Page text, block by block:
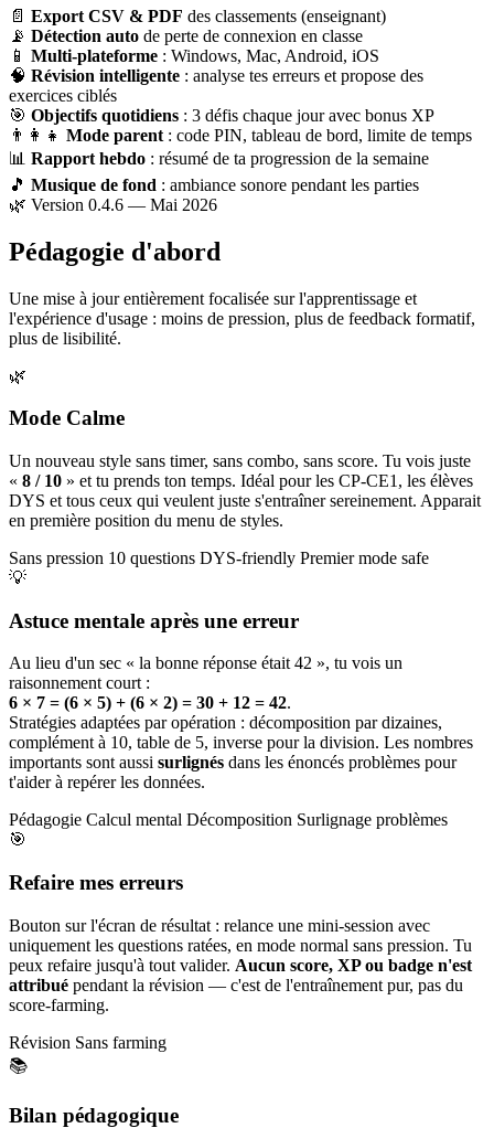
📄 Export CSV & PDF des classements (enseignant)
📡 Détection auto de perte de connexion en classe
📱 Multi-plateforme : Windows, Mac, Android, iOS
🧠 Révision intelligente : analyse tes erreurs et propose des
exercices ciblés
🎯 Objectifs quotidiens : 3 défis chaque jour avec bonus XP
👨‍👩‍👧 Mode parent : code PIN, tableau de bord, limite de temps
📊 Rapport hebdo : résumé de ta progression de la semaine
🎵 Musique de fond : ambiance sonore pendant les parties
🌿 Version 0.4.6 — Mai 2026
Pédagogie d'abord
Une mise à jour entièrement focalisée sur l'apprentissage et
l'expérience d'usage : moins de pression, plus de feedback formatif,
plus de lisibilité.
🌿
Mode Calme
Un nouveau style sans timer, sans combo, sans score. Tu vois juste
« 8 / 10 » et tu prends ton temps. Idéal pour les CP-CE1, les élèves
DYS et tous ceux qui veulent juste s'entraîner sereinement. Apparait
en première position du menu de styles.
Sans pression 10 questions DYS-friendly Premier mode safe
💡
Astuce mentale après une erreur
Au lieu d'un sec « la bonne réponse était 42 », tu vois un
raisonnement court :
6 × 7 = (6 × 5) + (6 × 2) = 30 + 12 = 42.
Stratégies adaptées par opération : décomposition par dizaines,
complément à 10, table de 5, inverse pour la division. Les nombres
importants sont aussi surlignés dans les énoncés problèmes pour
t'aider à repérer les données.
Pédagogie Calcul mental Décomposition Surlignage problèmes
🎯
Refaire mes erreurs
Bouton sur l'écran de résultat : relance une mini-session avec
uniquement les questions ratées, en mode normal sans pression. Tu
peux refaire jusqu'à tout valider. Aucun score, XP ou badge n'est
attribué pendant la révision — c'est de l'entraînement pur, pas du
score-farming.
Révision Sans farming
📚
Bilan pédagogique